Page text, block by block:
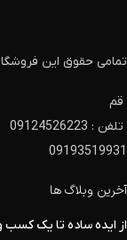
تمامی حقوق این
قم
تلفن : 09124526223
09193519931
آخرین وبلاگ ها
از ایده ساده تا یک کسب